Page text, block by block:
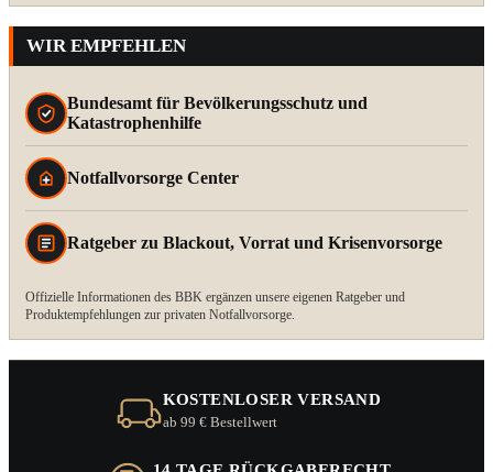
WIR EMPFEHLEN
Bundesamt für Bevölkerungsschutz und
Katastrophenhilfe
Notfallvorsorge Center
Ratgeber zu Blackout, Vorrat und Krisenvorsorge
Offizielle Informationen des BBK ergänzen unsere eigenen Ratgeber und
Produktempfehlungen zur privaten Notfallvorsorge.
KOSTENLOSER VERSAND
ab 99 € Bestellwert